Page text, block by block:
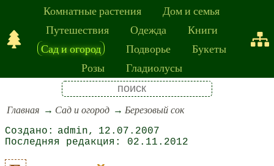
Комнатные растения
Дом и семья
Путешествия
Одежда
Книги
Сад и огород
Подворье
Букеты
Розы
Гладиолусы
Главная Сад и огород Березовый сок
admin
12.07.2007
02.11.2012